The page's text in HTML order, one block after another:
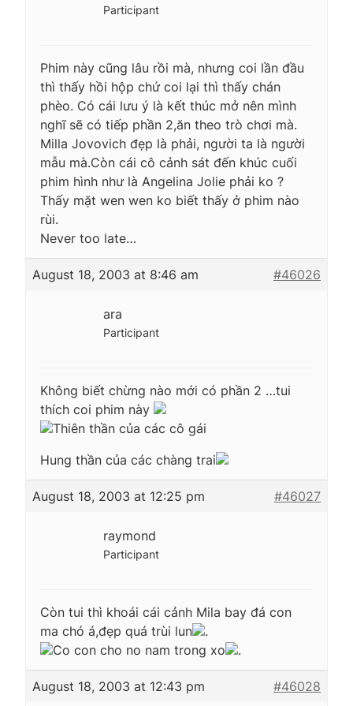
Participant
Phim này cũng lâu rồi mà, nhưng coi lần đầu
thì thấy hồi hộp chứ coi lại thì thấy chán
phèo. Có cái lưu ý là kết thúc mở nên mình
nghĩ sẽ có tiếp phần 2,ăn theo trò chơi mà.
Milla Jovovich đẹp là phải, người ta là người
mẫu mà.Còn cái cô cảnh sát đến khúc cuối
phim hình như là Angelina Jolie phải ko ?
Thấy mặt wen wen ko biết thấy ở phim nào
rùi.
Never too late…
August 18, 2003 at 8:46 am #46026
ara
Participant
Không biết chừng nào mới có phần 2 …tui
thích coi phim này
Thiên thần của các cô gái
Hung thần của các chàng trai
August 18, 2003 at 12:25 pm #46027
raymond
Participant
Còn tui thì khoái cái cảnh Mila bay đá con
ma chó á,đẹp quá trùi lun
.
Co con cho no nam trong xo
.
August 18, 2003 at 12:43 pm #46028